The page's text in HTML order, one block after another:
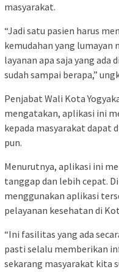
masyarakat.
“Jadi satu pasien harus
kemudahan yang
layanan apa saja yang ada
sudah sampai berapa,”
Penjabat Wali Kota
mengatakan, aplikasi ini
kepada masyarakat dapat
pun.
Menurutnya, aplikasi ini
tanggap dan lebih cepat.
menggunakan aplikasi
pelayanan kesehatan di
“Ini fasilitas yang ada
pasti selalu memberikan
sekarang masyarakat kita